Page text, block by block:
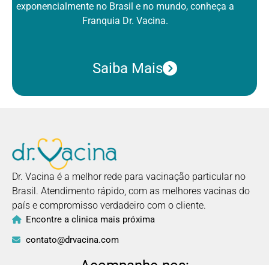
exponencialmente no Brasile no mundo, conheça a
Franquia Dr. Vacina.
Saiba Mais
Dr. Vacina é a melhor rede para vacinação particular no
Brasil. Atendimento rápido, com as melhores vacinas do
país e compromisso verdadeiro com o cliente.
Encontre a clinica mais próxima
contato@drvacina.com